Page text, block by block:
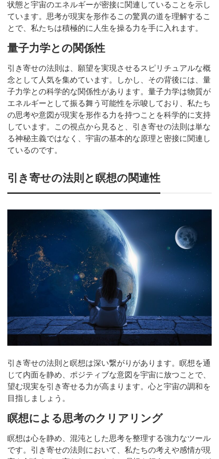
状態と宇宙のエネルギーが密接に関連していることを示し
ています。思考が現実を形作るこの驚異の道を理解するこ
とで、私たちは積極的に人生を操る力を手に入れます。
量子力学との関係性
引き寄せの法則は、願望を実現させるスピリチュアルな概
念として人気を集めています。しかし、その背後には、量
子力学との科学的な関係性があります。量子力学は物質が
エネルギーとして振る舞う可能性を示唆しており、私たち
の思考や意図が現実を形作る力を持つことを科学的に支持
しています。この視点から見ると、引き寄せの法則は単な
る神秘主義ではなく、宇宙の基本的な原理と密接に関連し
ているのです。
引き寄せの法則と瞑想の関連性
引き寄せの法則と瞑想は深い繋がりがあります。瞑想を通
じて内面を静め、ポジティブな意図を宇宙に放つことで、
望む現実を引き寄せる力が高まります。心と宇宙の調和を
目指しましょう。
瞑想による思考のクリアリング
瞑想は心を静め、混沌とした思考を整理する強力なツール
です。引き寄せの法則において、私たちの考えや感情が現